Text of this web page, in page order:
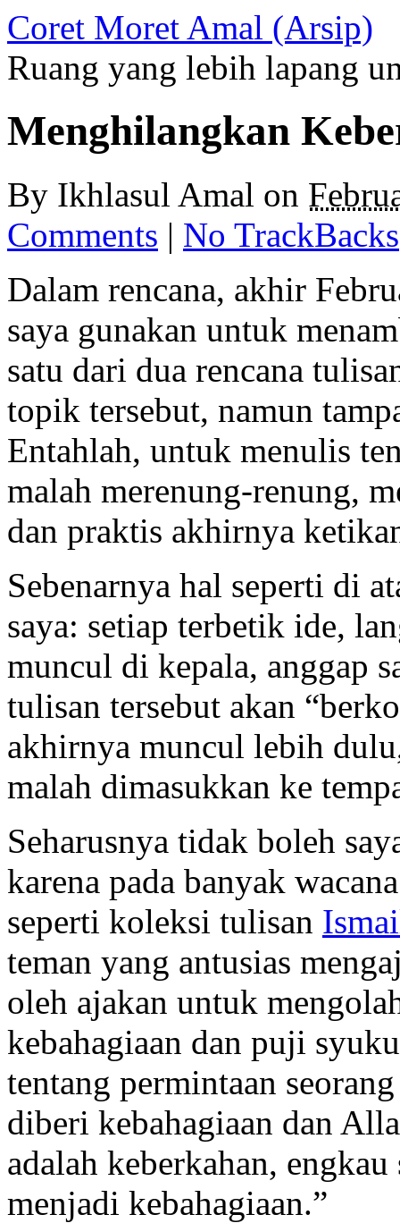
Coret Moret Amal (Arsip)
Ruang yang lebih lapang
Menghilangkan
By Ikhlasul Amal on
Comments | No TrackBacks
Dalam rencana, akhir
saya gunakan untuk
satu dari dua rencana
topik tersebut, namun
Entahlah, untuk menulis
malah merenung-renung,
dan praktis akhirnya
Sebenarnya hal seperti di
saya: setiap terbetik ide,
muncul di kepala, anggap
tulisan tersebut akan
akhirnya muncul lebih
malah dimasukkan ke
Seharusnya tidak boleh
karena pada banyak
seperti koleksi tulisan
teman yang antusias
oleh ajakan untuk
kebahagiaan dan puji
tentang permintaan
diberi kebahagiaan dan
adalah keberkahan,
menjadi kebahagiaan.”